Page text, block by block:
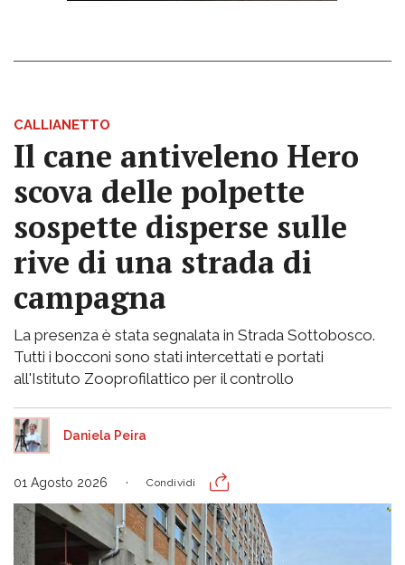
CALLIANETTO
Il cane antiveleno Hero
scova delle polpette
sospette disperse sulle
rive di una strada di
campagna
La presenza è stata segnalata in Strada Sottobosco.
Tutti i bocconi sono stati intercettati e portati
all'Istituto Zooprofilattico per il controllo
Daniela Peira
01 Agosto 2026 Condividi